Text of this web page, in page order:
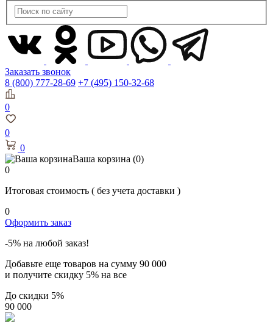
Заказать звонок
8 (800) 777-28-69 +7 (495) 150-32-68
0
0
0
Ваша корзина (0)
0
Итоговая стоимость ( без учета доставки )
0
Оформить заказ
-5% на любой заказ!
Добавьте еще товаров на сумму 90 000
и получите скидку 5% на все
До скидки 5%
90 000